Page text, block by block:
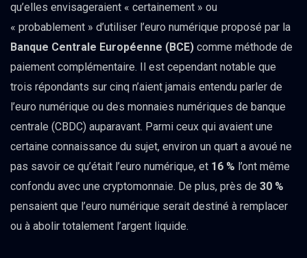
qu’elles envisageraient « certainement » ou
« probablement » d’utiliser l’euro numérique proposé par la
Banque Centrale Européenne (BCE) comme méthode de
paiement complémentaire. Il est cependant notable que
trois répondants sur cinq n’aient jamais entendu parler de
l’euro numérique ou des monnaies numériques de banque
centrale (CBDC) auparavant. Parmi ceux qui avaient une
certaine connaissance du sujet, environ un quart a avoué ne
pas savoir ce qu’était l’euro numérique, et 16 % l’ont même
confondu avec une cryptomonnaie. De plus, près de 30 %
pensaient que l’euro numérique serait destiné à remplacer
ou à abolir totalement l’argent liquide.